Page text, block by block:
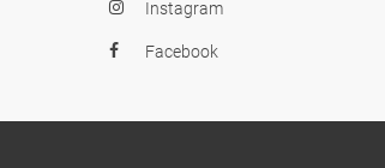
Instagram
Facebook